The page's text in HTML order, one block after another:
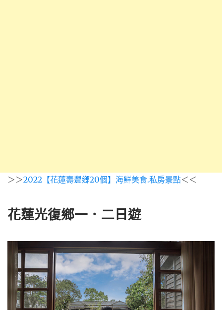
＞＞2022【花蓮壽豐鄉20個】海鮮美食.私房景點＜＜
花蓮光復鄉一．二日遊